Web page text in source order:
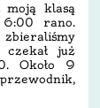
klasą
6:00 rano.
już
Około 9